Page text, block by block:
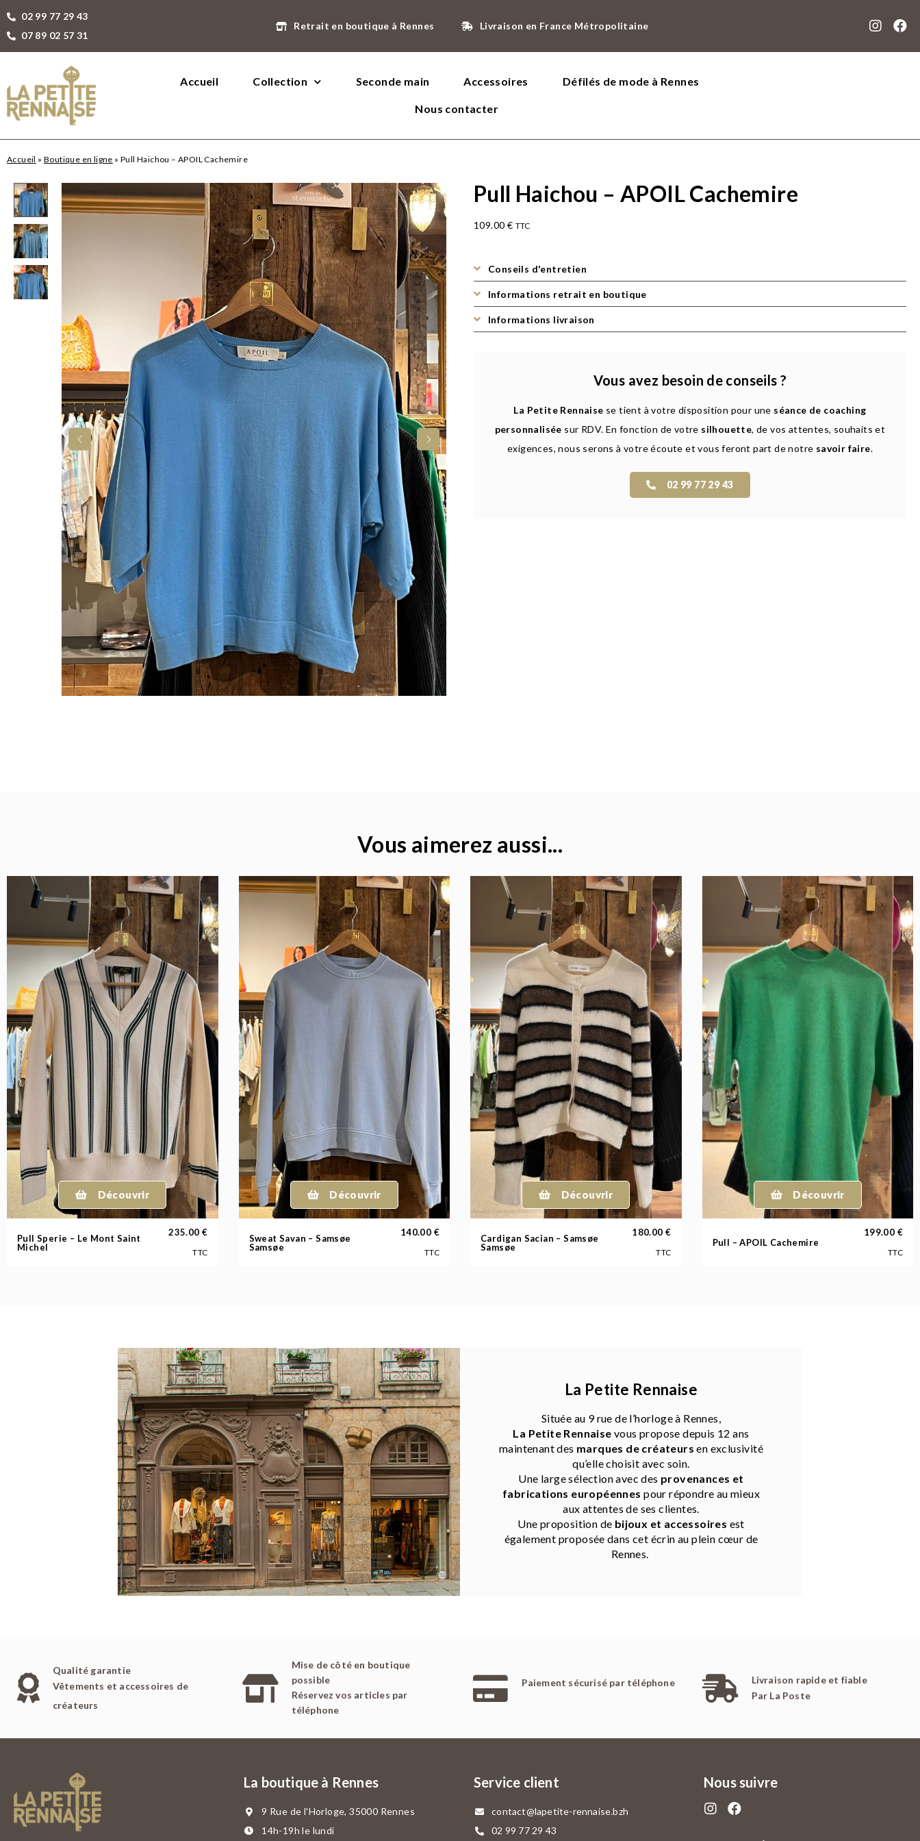
02 99 77 29 43
07 89 02 57 31
Retrait en boutique à Rennes Livraison en France Métropolitaine
Accueil Collection Seconde main Accessoires Défilés de mode à Rennes
Nous contacter
Accueil »Boutique en ligne »Pull Haichou – APOIL Cachemire
Pull Haichou – APOIL Cachemire
109.00 € TTC
Conseils d'entretien
Informations retrait en boutique
Informations livraison
Vous avez besoin de conseils ?
La Petite Rennaise se tient à votre disposition pour une séance de coaching
personnalisée sur RDV. En fonction de votre silhouette, de vos attentes, souhaits et
exigences, nous serons à votre écoute et vous feront part de notre savoir faire.
02 99 77 29 43
Vous aimerez aussi...
Découvrir
Pull Sperie – Le Mont Saint
Michel
235.00€
TTC
Découvrir
Sweat Savan – Samsøe
Samsøe
140.00 €
TTC
Découvrir
Cardigan Sacian – Samsøe
Samsøe
180.00€
TTC
Découvrir
Pull – APOIL Cachemire
199.00 €
TTC
La Petite Rennaise
Située au 9 rue de l’horloge à Rennes,
La Petite Rennaise vous propose depuis 12 ans
maintenant des marques de créateurs en exclusivité
qu’elle choisit avec soin.
Une large sélection avec des provenances et
fabrications européennes pour répondre au mieux
aux attentes de ses clientes.
Une proposition de bijoux et accessoires est
également proposée dans cet écrin au plein cœur de
Rennes.
Qualité garantie
Vêtements et accessoires de
créateurs
Mise de côté en boutique
possible
Réservez vos articles par
téléphone
Paiement sécurisé par téléphone
Livraison rapide et fiable
Par La Poste
La boutique à Rennes
9 Rue de l'Horloge, 35000 Rennes
14h-19h le lundi
Service client
contact@lapetite-rennaise.bzh
02 99 77 29 43
Nous suivre